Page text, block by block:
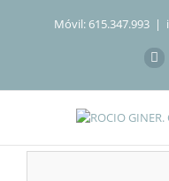
Móvil: 615.347.993 |